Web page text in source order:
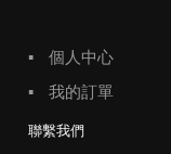
▪
個人中心
▪
我的訂單
聯繫我們